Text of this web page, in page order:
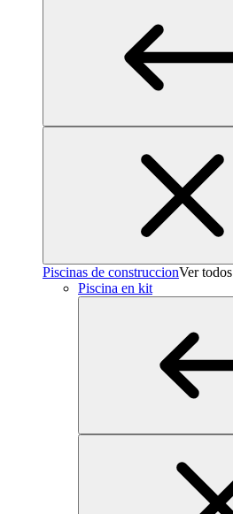
Piscinas de construccionVer todos
Piscina en kit